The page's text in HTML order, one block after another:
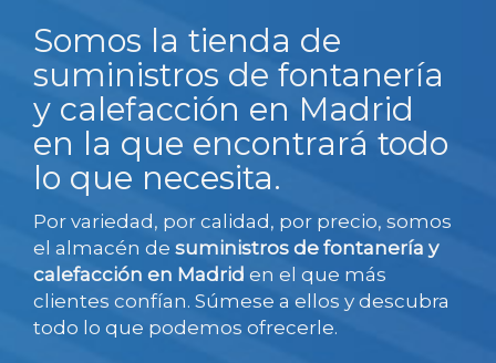
Somos la tienda de
suministros de fontanería
y calefacción en Madrid
en la que encontrará todo
lo que necesita.
Por variedad, por calidad, por precio, somos
el almacén de suministros de fontanería y
calefacción en Madrid en el que más
clientes confían. Súmese a ellos y descubra
todo lo que podemos ofrecerle.